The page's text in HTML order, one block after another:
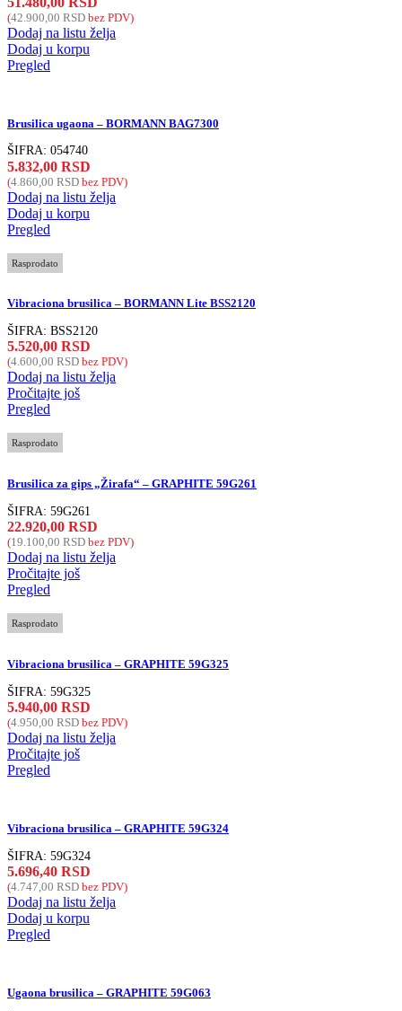
(42.900,00 RSD bez PDV)
Dodaj na listu želja
Dodaj u korpu
Pregled
Brusilica ugaona – BORMANN BAG7300
ŠIFRA: 054740
5.832,00 RSD
(4.860,00 RSD bez PDV)
Dodaj na listu želja
Dodaj u korpu
Pregled
Rasprodato
Vibraciona brusilica – BORMANN Lite BSS2120
ŠIFRA: BSS2120
5.520,00 RSD
(4.600,00 RSD bez PDV)
Dodaj na listu želja
Pročitajte još
Pregled
Rasprodato
Brusilica za gips „Žirafa“ – GRAPHITE 59G261
ŠIFRA: 59G261
22.920,00 RSD
(19.100,00 RSD bez PDV)
Dodaj na listu želja
Pročitajte još
Pregled
Rasprodato
Vibraciona brusilica – GRAPHITE 59G325
ŠIFRA: 59G325
5.940,00 RSD
(4.950,00 RSD bez PDV)
Dodaj na listu želja
Pročitajte još
Pregled
Vibraciona brusilica – GRAPHITE 59G324
ŠIFRA: 59G324
5.696,40 RSD
(4.747,00 RSD bez PDV)
Dodaj na listu želja
Dodaj u korpu
Pregled
Ugaona brusilica – GRAPHITE 59G063